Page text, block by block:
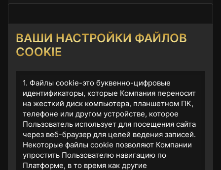
Тема
Сообщение
ВАШИ НАСТРОЙКИ ФАЙЛОВ
COOKIE
1. Файлы cookie-это буквенно-цифровые
идентификаторы, которые Компания переносит
на жесткий диск компьютера, планшетном ПК,
телефоне или другом устройстве, которое
Пользователь использует для посещения сайта
через веб-браузер для целей ведения записей.
Некоторые файлы cookie позволяют Компании
упростить Пользователю навигацию по
Платформе, в то время как другие